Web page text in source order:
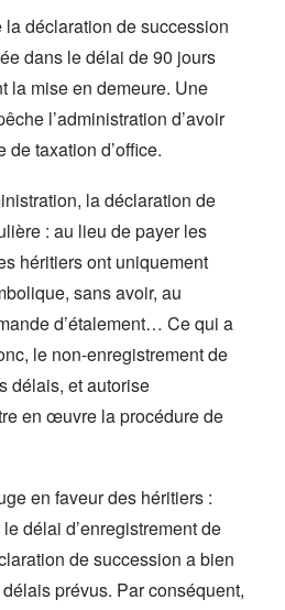
déclaration de succession
dans le délai de 90 jours
la mise en demeure. Une
l’administration d’avoir
de taxation d’office.
la déclaration de
: au lieu de payer les
héritiers ont uniquement
sans avoir, au
d’étalement… Ce qui a
le non-enregistrement de
délais, et autorise
en œuvre la procédure de
en faveur des héritiers :
délai d’enregistrement de
de succession a bien
prévus. Par conséquent,